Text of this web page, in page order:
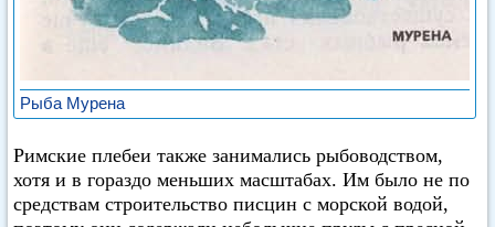
Рыба Мурена
Римские плебеи также занимались рыбоводством,
хотя и в гораздо меньших масштабах. Им было не по
средствам строительство писцин с морской водой,